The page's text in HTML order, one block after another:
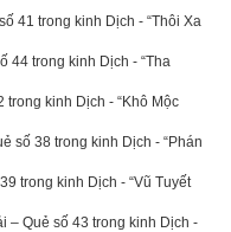
41 trong kinh Dịch - “Thôi Xa
44 trong kinh Dịch - “Tha
trong kinh Dịch - “Khô Mộc
số 38 trong kinh Dịch - “Phán
trong kinh Dịch - “Vũ Tuyết
– Quẻ số 43 trong kinh Dịch -